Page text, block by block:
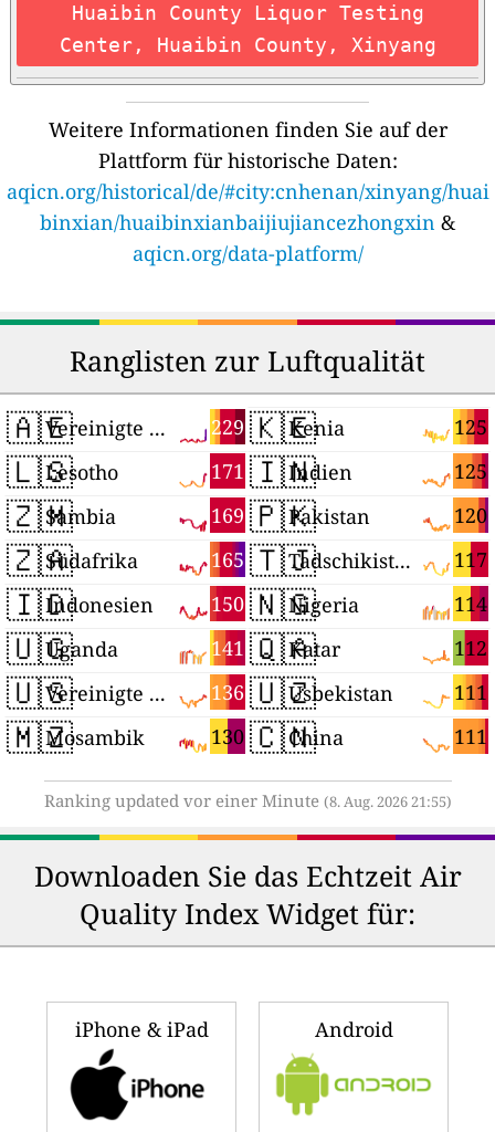
Huaibin County Liquor Testing
Center, Huaibin County, Xinyang
Weitere Informationen finden Sie auf der
Plattform für historische Daten:
aqicn.org/historical/de/#city:cnhenan/xinyang/huai
binxian/huaibinxianbaijiujiancezhongxin &
aqicn.org/data-platform/
Ranglisten zur Luftqualität
🇦🇪 229
Vereinigte Arabische Emirate
🇱🇸 171
Lesotho
🇿🇲 169
Sambia
🇿🇦 165
Südafrika
🇮🇩 150
Indonesien
🇺🇬 141
Uganda
🇺🇸 136
Vereinigte Staaten
🇲🇿 130
Mosambik
🇰🇪 125
Kenia
🇮🇳 125
Indien
🇵🇰 120
Pakistan
🇹🇯 117
Tadschikistan
🇳🇬 114
Nigeria
🇶🇦 112
Katar
🇺🇿 111
Usbekistan
🇨🇳 111
China
Ranking updated vor einer Minute (8. Aug. 2026 21:55)
Downloaden Sie das Echtzeit Air
Quality Index Widget für:
iPhone & iPad Android